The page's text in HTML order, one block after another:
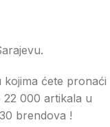
kojima ćete pronaći
000 artikala u
brendova !